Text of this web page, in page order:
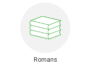
Romans